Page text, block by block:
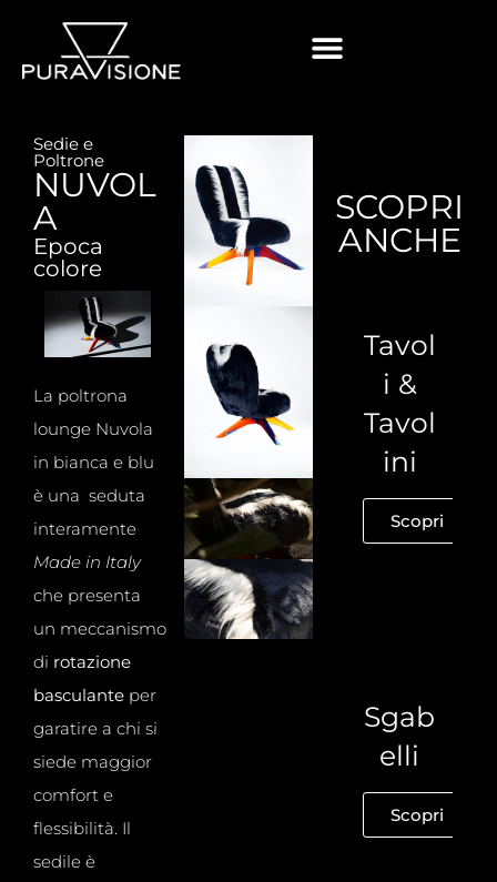
Sedie e
Poltrone
NUVOL
A
Epoca
colore
La poltrona
lounge Nuvola
in bianca e blu
è una seduta
interamente
Made in Italy
che presenta
un meccanismo
di rotazione
basculante per
garatire a chi si
siede maggior
comfort e
flessibilità. Il
sedile è
SCOPRI
ANCHE
Tavol
i &
Tavol
ini
Scopri
Sgab
elli
Scopri